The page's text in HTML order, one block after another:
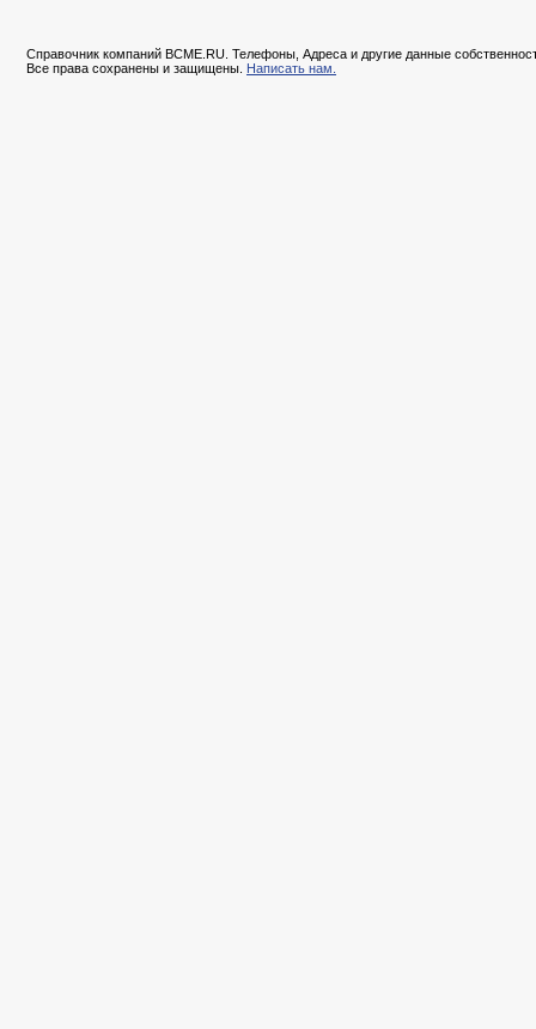
Справочник компаний BCME.RU. Телефоны, Адреса и другие данные
Все права сохранены и защищены. Написать нам.